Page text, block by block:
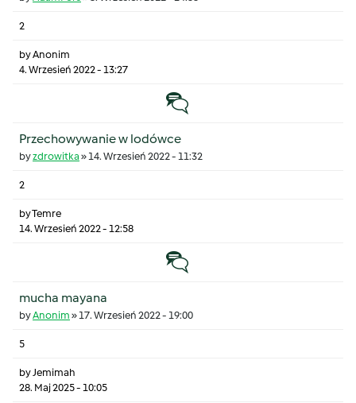
2
byAnonim
4. Wrzesień 2022 - 13:27
Temat zwyczajny
Przechowywanie w lodówce
byzdrowitka »14. Wrzesień 2022 - 11:32
2
byTemre
14. Wrzesień 2022 - 12:58
Temat zwyczajny
mucha mayana
byAnonim »17. Wrzesień 2022 - 19:00
5
byJemimah
28. Maj 2025 - 10:05